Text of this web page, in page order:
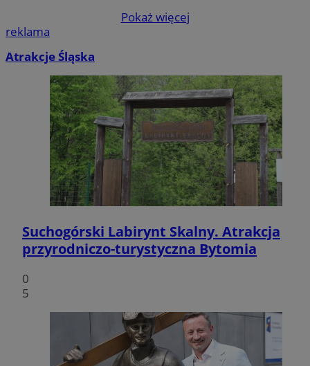
Pokaż więcej
reklama
Atrakcje Śląska
Suchogórski Labirynt Skalny. Atrakcja
przyrodniczo-turystyczna Bytomia
0
5